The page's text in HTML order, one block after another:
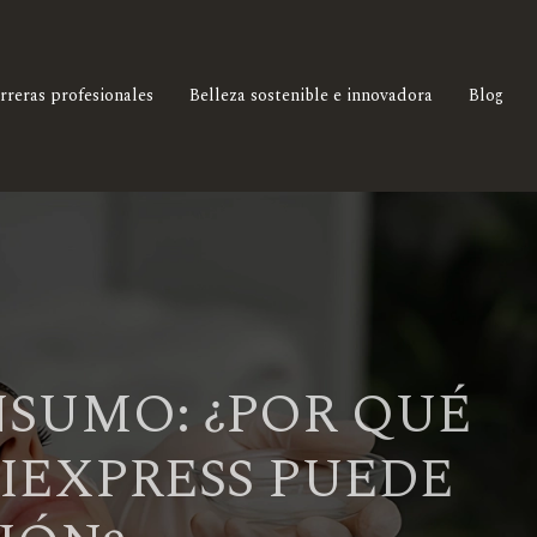
profesionales Belleza sostenible e innovadora Blog
¿POR QUÉ
PUEDE